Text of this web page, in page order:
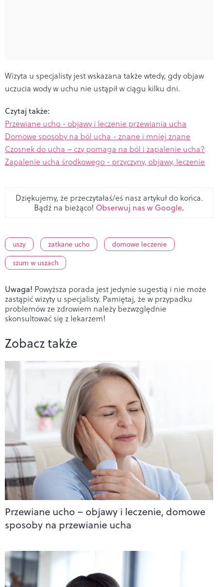
Wizyta u specjalisty jest wskazana także wtedy, gdy objaw
uczucia wody w uchu nie ustąpił w ciągu kilku dni.
Czytaj także:
Przewiane ucho - objawy i leczenie przewiania ucha
Domowe sposoby na ból ucha - znane i mniej znane
Czosnek do ucha – czy pomaga na ból i zapalenie ucha?
Zapalenie ucha środkowego - przyczyny, objawy, leczenie
Dziękujemy, że przeczytałaś/eś nasz artykuł do końca.
Bądź na bieżąco! Obserwuj nas w Google.
uszy zatkane ucho
domowe leczenie
szum w uszach
Uwaga! Powyższa porada jest jedynie sugestią i nie może
zastąpić wizyty u specjalisty. Pamiętaj, że w przypadku
problemów ze zdrowiem należy bezwzględnie
skonsultować się z lekarzem!
Zobacz także
Przewiane ucho – objawy i leczenie, domowe
sposoby na przewianie ucha